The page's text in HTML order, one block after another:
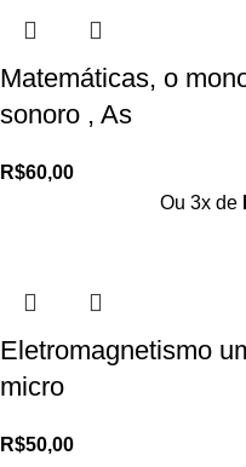
Matemáticas, o
sonoro , As
R$60,00
Ou 3x de
Eletromagnetismo
micro
R$50,00